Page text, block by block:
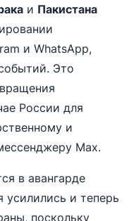
и Пакистана
и WhatsApp,
Это
России для
и
Max.
в авангарде
усилились и теперь
поскольку